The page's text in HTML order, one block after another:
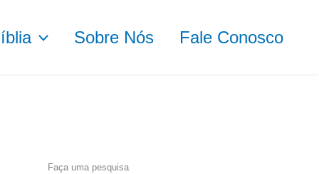
Sobre Nós Fale Conosco
Faça uma pesquisa